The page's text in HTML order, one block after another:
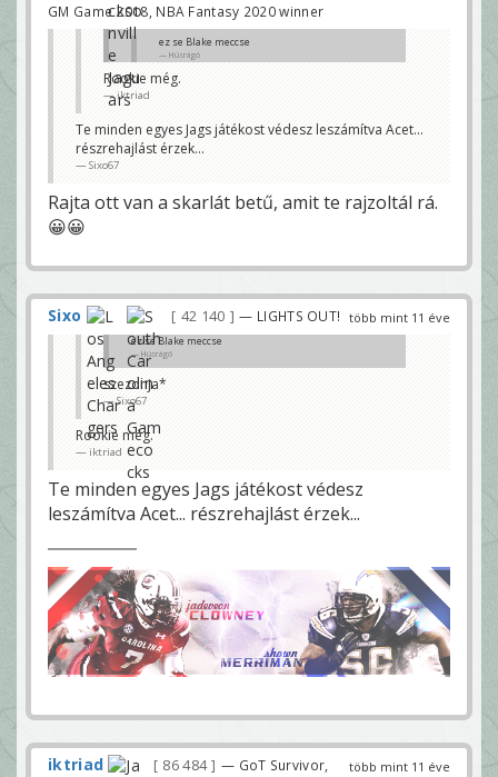
GM Game 2018, NBA Fantasy 2020 winner
ez se Blake meccse
Húsrágó
szezonja*
Sixo67
Rookie még.
iktriad
Te minden egyes Jags játékost védesz leszámítva Acet...
részrehajlást érzek...
Sixo67
Rajta ott van a skarlát betű, amit te rajzoltál rá.
😀😀
több mint 11 éve
Sixo 42 140 — LIGHTS OUT!
ez se Blake meccse
Húsrágó
szezonja*
Sixo67
Rookie még.
iktriad
Te minden egyes Jags játékost védesz
leszámítva Acet... részrehajlást érzek...
több mint 11 éve
iktriad 86 484 — GoT Survivor,